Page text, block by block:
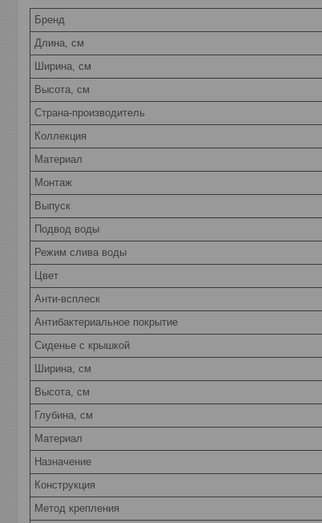
Бренд
Длина, см
Ширина, см
Высота, см
Страна-производитель
Коллекция
Материал
Монтаж
Выпуск
Подвод воды
Режим слива воды
Цвет
Анти-всплеск
Антибактериальное покрытие
Сиденье c крышкой
Ширина, см
Высота, см
Глубина, см
Материал
Назначение
Конструкция
Метод крепления